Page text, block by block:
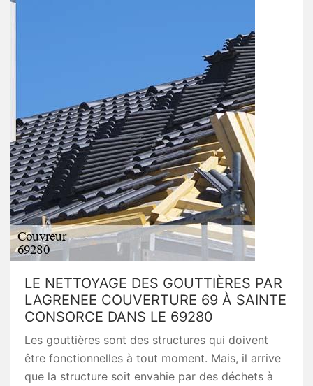
LE NETTOYAGE DES GOUTTIÈRES PAR
LAGRENEE COUVERTURE 69 À SAINTE
CONSORCE DANS LE 69280
Les gouttières sont des structures qui doivent
être fonctionnelles à tout moment. Mais, il arrive
que la structure soit envahie par des déchets à